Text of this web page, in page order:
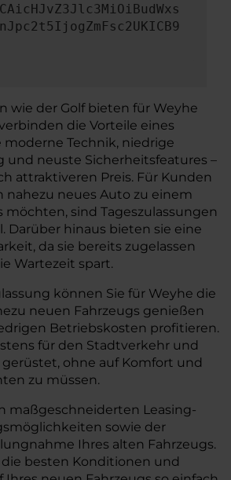
wie der Golf bieten für Weyhe
die Vorteile eines
moderne Technik, niedrige
und neuste Sicherheitsfeatures –
attraktiveren Preis. Für Kunden
nahezu neues Auto zu einem
möchten, sind Tageszulassungen
Darüber hinaus bieten sie eine
da sie bereits zugelassen
Wartezeit spart.
können Sie für Weyhe die
neuen Fahrzeugs genießen
Betriebskosten profitieren.
für den Stadtverkehr und
ohne auf Komfort und
zu müssen.
maßgeschneiderten Leasing-
sowie der
Ihres alten Fahrzeugs.
besten Konditionen und